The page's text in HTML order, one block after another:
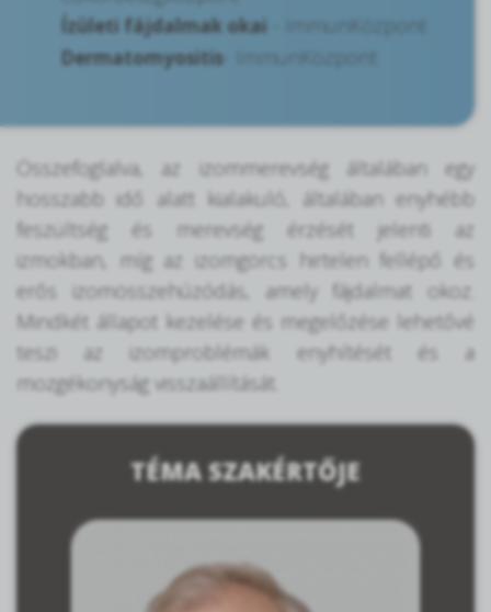
Ízületi fájdalmak okai - ImmunKözpont
Dermatomyositis - ImmunKözpont
Összefoglalva, az izommerevség általában egy
hosszabb idő alatt kialakuló, általában enyhébb
feszültség és merevség érzését jelenti az
izmokban, míg az izomgörcs hirtelen fellépő és
erős izomösszehúzódás, amely fájdalmat okoz.
Mindkét állapot kezelése és megelőzése lehetővé
teszi az izomproblémák enyhítését és a
mozgékonyság visszaállítását.
TÉMA SZAKÉRTŐJE